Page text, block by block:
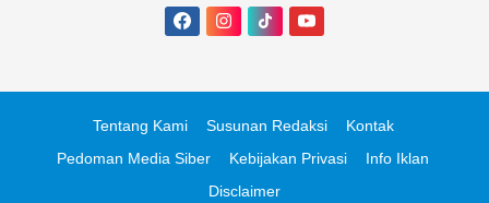
Tentang Kami Susunan Redaksi
Kontak
Pedoman Media Siber
Kebijakan Privasi
Info Iklan
Disclaimer